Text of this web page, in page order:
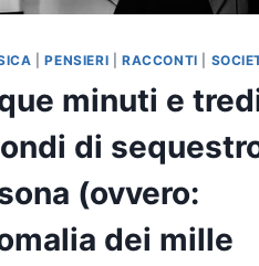
|PENSIERI RACCONTI
minuti e
di
(ovvero:
dei mille